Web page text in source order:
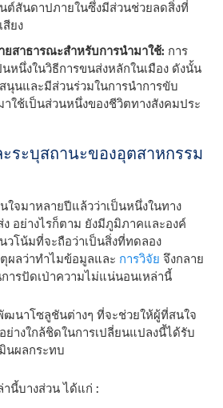
ต์สันดาปภายในซึ่งมีส่วนช่วยลดสิ่งที่
สียง
ยสาธารณะสําหรับการนํามาใช้: การ
หนึ่งในวิธีการขนส่งหลักในเมือง ดังนั้น
นุนและมีส่วนร่วมในการนําการขับ
ใช้เป็นส่วนหนึ่งของชีวิตทางสังคมประ
ระบุสถานะของอุตสาหกรรม
ใจมาหลายปีแล้วว่าเป็นหนึ่งในทาง
อย่างไรก็ตาม ยังมีภูมิภาคและองค์
โน้มที่จะถือว่าเป็นสิ่งที่ทดลอง
ผลว่าทําไมข้อมูลและ การวิจัย จึงกลาย
ารปัดเป่าความไม่แน่นอนเหล่านี้
ฒนาโซลูชันต่างๆ ที่จะช่วยให้ผู้ที่สนใจ
ย่างใกล้ชิดในการเปลี่ยนแปลงนี้ได้รับ
นผลกระทบ
านี้บางส่วน ได้แก่ :